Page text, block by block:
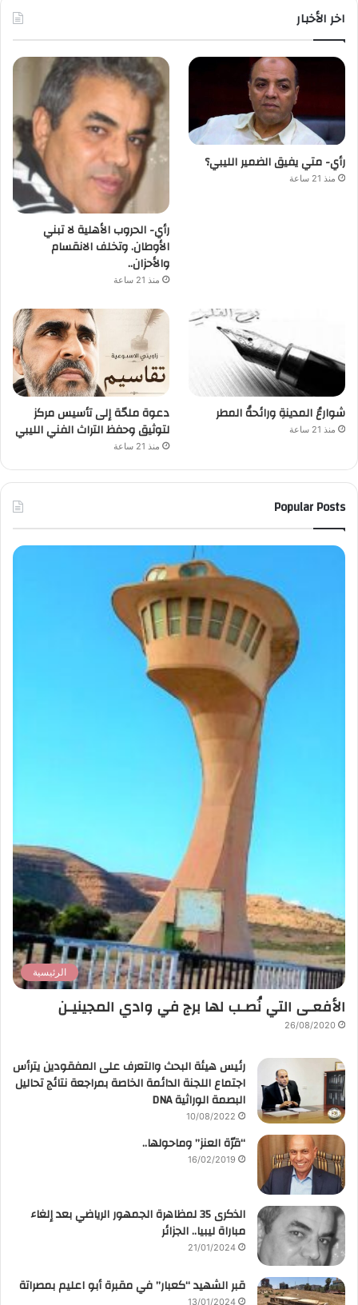
اخر الأخبار
رأي- متي يفيق الضمير الليبي؟
منذ 21 ساعة
رأي- الحروب الأهلية لا تبني
الأوطان. وتخلف الانقسام
والأحزان..
منذ 21 ساعة
شوارعُ المدينةِ ورائحةُ المطر
منذ 21 ساعة
دعوة ملحّة إلى تأسيس مركز
لتوثيق وحفظ التراث الفني الليبي
منذ 21 ساعة
Popular Posts
الرئيسية
الأفعـى التي نُصـب لها برج في وادي المجينيـن
26/08/2020
رئيس هيئة البحث والتعرف على المفقودين يترأس
اجتماع اللجنة الدائمة الخاصة بمراجعة نتائج تحاليل
البصمة الوراثية DNA
10/08/2022
“قرّة العنز” وماحولها..
16/02/2019
الذكرى 35 لمظاهرة الجمهور الرياضي بعد إلغاء
مباراة ليبيا.. الجزائر
21/01/2024
قبر الشهيد “كعبار” في مقبرة أبو اعليم بمصراتة
13/01/2024